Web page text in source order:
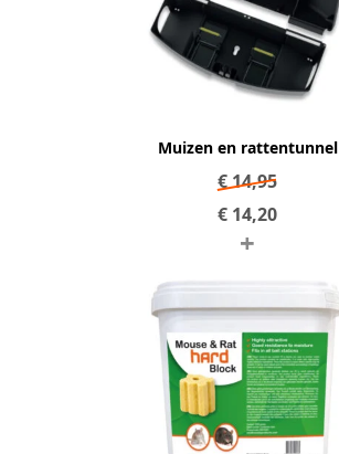
Muizen en rattentunnel
€14,95
€ 14,20
+